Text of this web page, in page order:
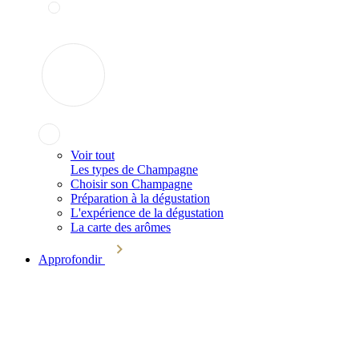
Voir tout
Les types de Champagne
Choisir son Champagne
Préparation à la dégustation
L'expérience de la dégustation
La carte des arômes
Approfondir